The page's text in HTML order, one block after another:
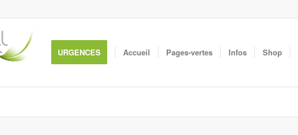
URGENCES Accueil Pages-vertes Infos Shop